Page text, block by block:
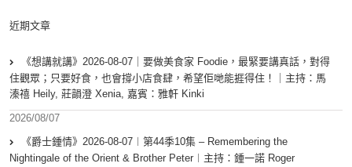
近期文章
《想講就講》2026-08-07｜要做美食家 Foodie，最緊要講真話，對得
住觀眾；只要好食，也會撐小店食肆，希望佢哋能捱得住！｜主持：馬
溱禧 Heily, 莊韻澄 Xenia, 嘉賓：雅軒 Kinki
2026/08/07
《爵士鍾情》2026-08-07︱第44季10集 – Remembering the
Nightingale of the Orient & Brother Peter︱主持：鍾一諾 Roger